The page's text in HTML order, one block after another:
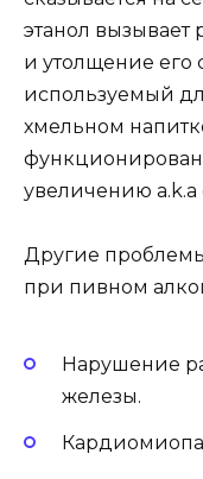
этанол
и утолщение его
используемый
хмельном
увеличению
Другие
при пивном
Нарушение
железы.